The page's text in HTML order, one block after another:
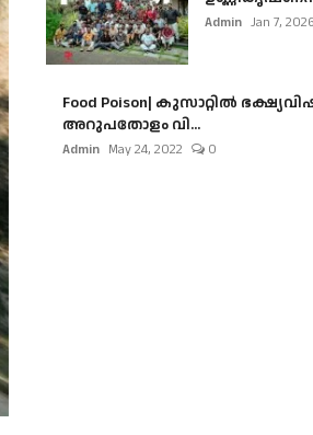
Admin Jan 7, 2026
Food Poison| കുസാറ്റില്‍
അറുപതോളം വി...
Admin May 24, 2022 0